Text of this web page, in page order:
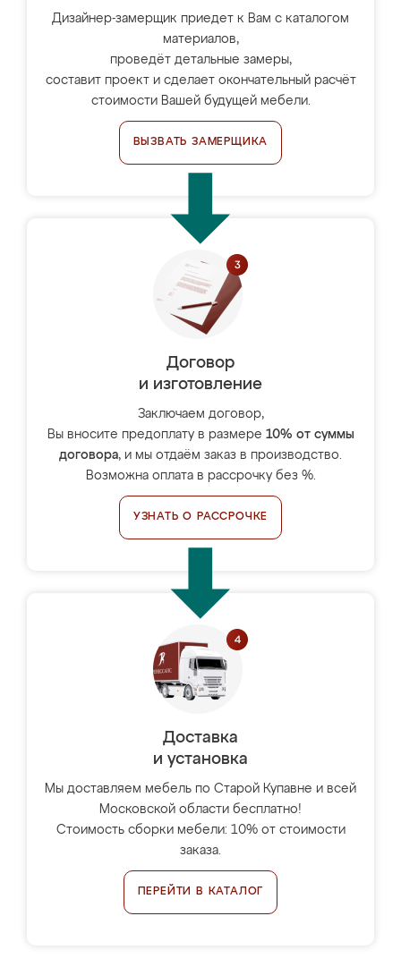
Дизайнер-замерщик приедет к Вам с каталогом
материалов,
проведёт детальные замеры,
составит проект и сделает окончательный расчёт
стоимости Вашей будущей мебели.
ВЫЗВАТЬ ЗАМЕРЩИКА
Договор
и изготовление
Заключаем договор,
Вы вносите предоплату в размере 10% от суммы
договора, и мы отдаём заказ в производство.
Возможна оплата в рассрочку без %.
УЗНАТЬ О РАССРОЧКЕ
Доставка
и установка
Мы доставляем мебель по Старой Купавне и всей
Московской области бесплатно!
Стоимость сборки мебели: 10% от стоимости
заказа.
ПЕРЕЙТИ В КАТАЛОГ